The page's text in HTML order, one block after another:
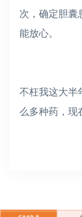
次，确定胆囊
能放心。
不枉我这大半
么多种药，现